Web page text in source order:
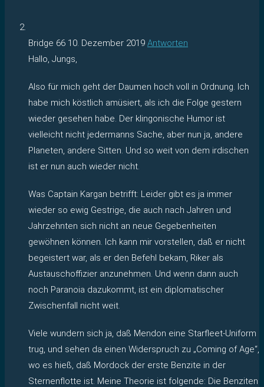
Bridge 66 10. Dezember 2019 Antworten
Hallo, Jungs,
Also für mich geht der Daumen hoch voll in Ordnung. Ich
habe mich köstlich amüsiert, als ich die Folge gestern
wieder gesehen habe. Der klingonische Humor ist
vielleicht nicht jedermanns Sache, aber nun ja, andere
Planeten, andere Sitten. Und so weit von dem irdischen
ist er nun auch wieder nicht.
Was Captain Kargan betrifft: Leider gibt es ja immer
wieder so ewig Gestrige, die auch nach Jahren und
Jahrzehnten sich nicht an neue Gegebenheiten
gewöhnen können. Ich kann mir vorstellen, daß er nicht
begeistert war, als er den Befehl bekam, Riker als
Austauschoffizier anzunehmen. Und wenn dann auch
noch Paranoia dazukommt, ist ein diplomatischer
Zwischenfall nicht weit.
Viele wundern sich ja, daß Mendon eine Starfleet-Uniform
trug, und sehen da einen Widerspruch zu „Coming of Age“,
wo es hieß, daß Mordock der erste Benzite in der
Sternenflotte ist. Meine Theorie ist folgende: Die Benziten